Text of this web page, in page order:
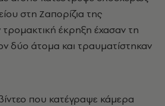
στη Ζαπορίζια της
τρομακτική έκρηξη έχασαν τη
δύο άτομα και τραυματίστηκαν
που κατέγραψε κάμερα